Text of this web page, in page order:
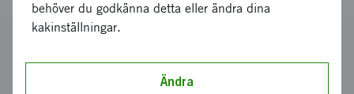
2022-00689
behöver du godkänna detta eller ändra dina
kakinställningar.
Ändra